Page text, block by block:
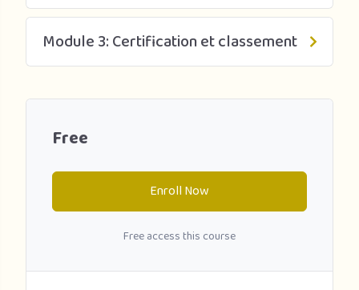
Module 3: Certification et classement
Free
Enroll Now
Free access this course